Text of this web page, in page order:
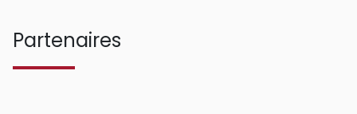
Partenaires